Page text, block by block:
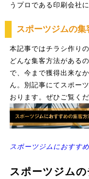
うプロである印刷会社
スポーツジムの集
本記事ではチラシ作り
どんな集客方法がある
で、今まで獲得出来な
ん。別記事にてスポー
おります。ぜひご覧くだ
スポーツジムにおすす
スポーツジム